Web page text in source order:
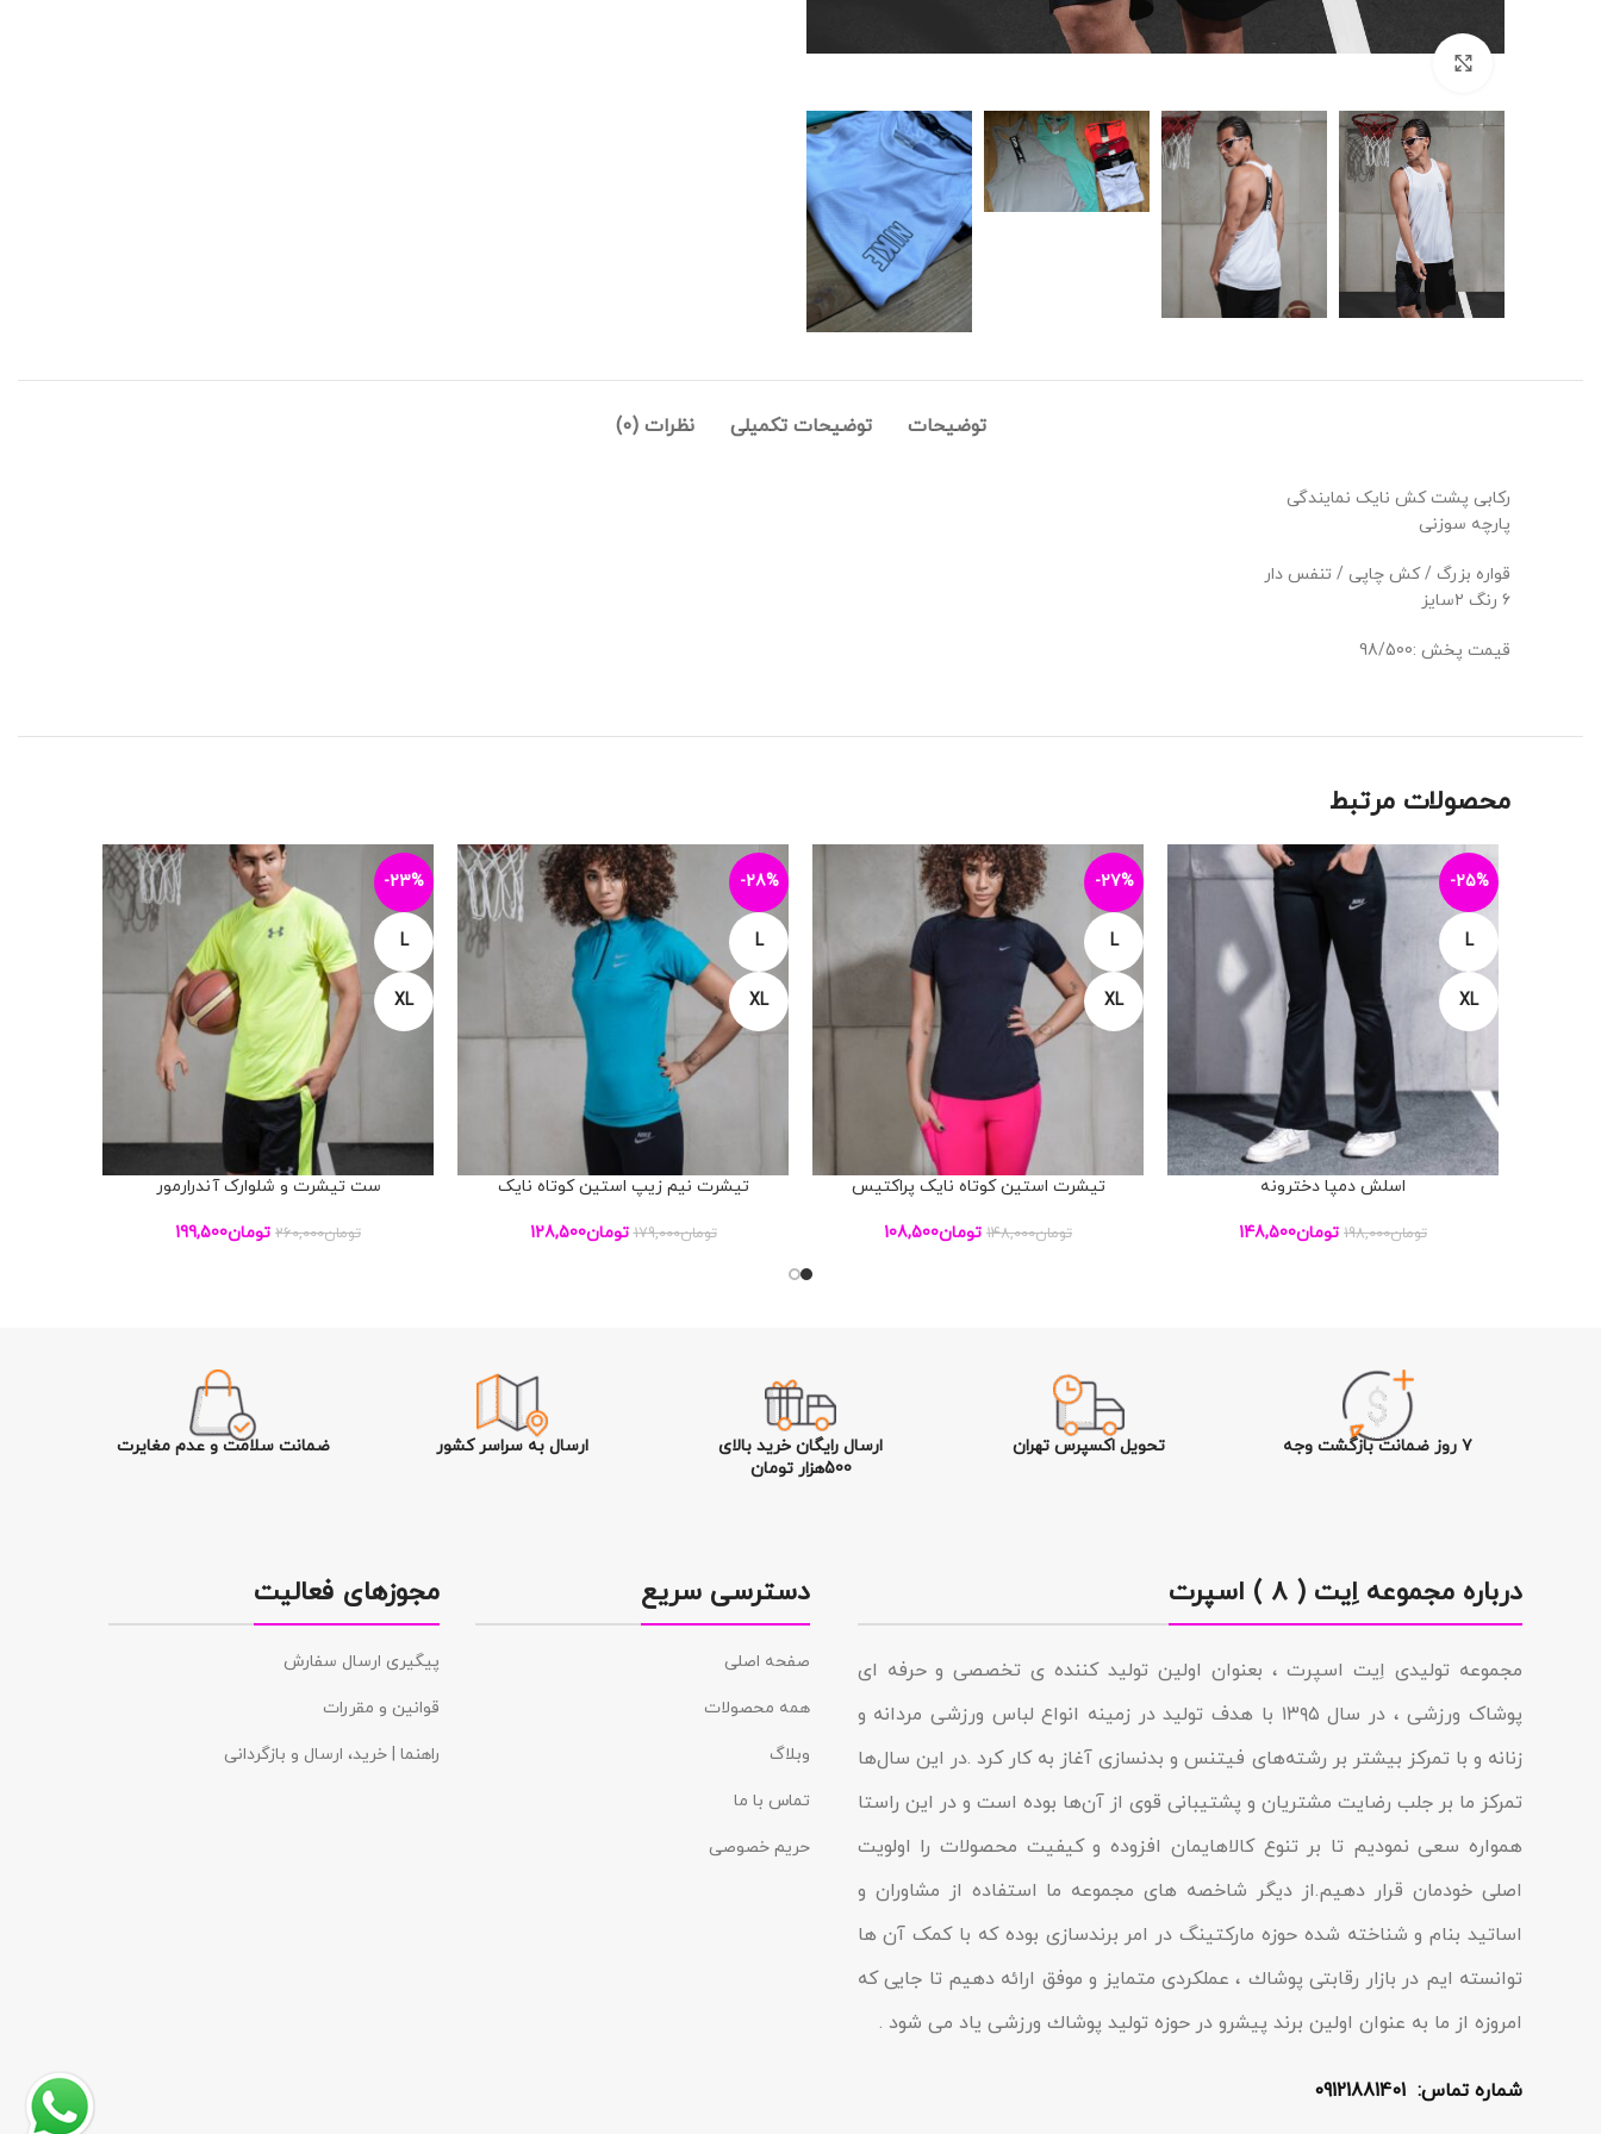
توضیحات توضیحات تکمیلی نظرات (0)
رکابی پشت کش نایک نمایندگی
پارچه سوزنی
قواره بزرگ / کش چاپی / تنفس دار
۶ رنگ ۲سایز
قیمت پخش :98/500
محصولات مرتبط
-25%
L
XL
افزودن به سبد خریداسلش دمپا دخترونه
تومان198,000 تومان148,500
-27%
L
XL
افزودن به سبد خرید
تیشرت استین کوتاه نایک پراکتیس
تومان148,000 تومان108,500
-28%
L
XL
افزودن به سبد خرید
تیشرت نیم زیپ استین کوتاه نایک
تومان179,000 تومان128,500
-23%
L
XL
افزودن به سبد خرید
ست تیشرت و شلوارک آندرارمور
تومان260,000 تومان199,500
۷ روز ضمانت بازگشت وجه تحویل اکسپرس تهران
ارسال رایگان خرید بالای
500هزار تومان
ارسال به سراسر کشور ضمانت سلامت و عدم مغایرت
درباره مجموعه اِیت ( ۸ ) اسپرت
مجموعه تولیدى اِیت اسپرت ، بعنوان اولین تولید کننده ی تخصصی و حرفه ای
پوشاک ورزشی ، در سال ۱۳۹۵ با هدف تولید در زمینه انواع لباس ورزشی مردانه و
زنانه و با تمرکز بیشتر بر رشته‌های فیتنس و بدنسازی آغاز به کار کرد .در این سال‌ها
تمرکز ما بر جلب رضایت مشتریان و پشتیبانی قوی از آن‌ها بوده است و در این راستا
همواره سعی نمودیم تا بر تنوع کالاهایمان افزوده و کیفیت محصولات را اولویت
اصلی خودمان قرار دهیم.از دیگر شاخصه هاى مجموعه ما استفاده از مشاوران و
اساتید بنام و شناخته شده حوزه مارکتینگ در امر برندسازى بوده که با کمک آن ها
توانسته ایم در بازار رقابتى پوشاك ، عملکردى متمایز و موفق ارائه دهیم تا جایى که
امروزه از ما به عنوان اولین برند پیشرو در حوزه تولید پوشاك ورزشی یاد مى شود .
شماره تماس: 09121881401
دسترسی سریع
صفحه اصلی
همه محصولات
وبلاگ
تماس با ما
حریم خصوصی
مجوزهای فعالیت
پیگیری ارسال سفارش
قوانین و مقررات
راهنما | خرید، ارسال و بازگردانی